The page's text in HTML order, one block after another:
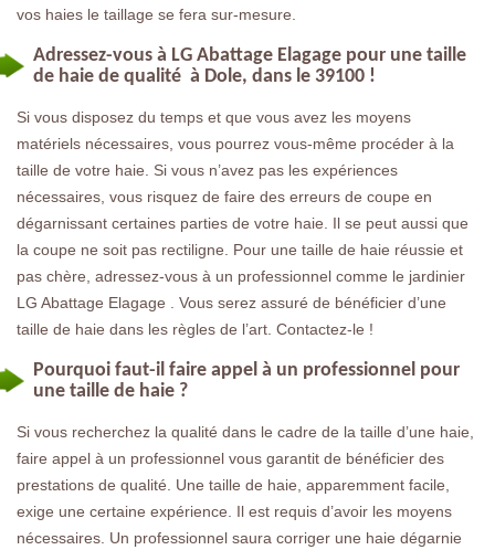
vos haies le taillage se fera sur-mesure.
Adressez-vous à LG Abattage Elagage pour une taille
de haie de qualité à Dole, dans le 39100 !
Si vous disposez du temps et que vous avez les moyens
matériels nécessaires, vous pourrez vous-même procéder à la
taille de votre haie. Si vous n’avez pas les expériences
nécessaires, vous risquez de faire des erreurs de coupe en
dégarnissant certaines parties de votre haie. Il se peut aussi que
la coupe ne soit pas rectiligne. Pour une taille de haie réussie et
pas chère, adressez-vous à un professionnel comme le jardinier
LG Abattage Elagage . Vous serez assuré de bénéficier d’une
taille de haie dans les règles de l’art. Contactez-le !
Pourquoi faut-il faire appel à un professionnel pour
une taille de haie ?
Si vous recherchez la qualité dans le cadre de la taille d’une haie,
faire appel à un professionnel vous garantit de bénéficier des
prestations de qualité. Une taille de haie, apparemment facile,
exige une certaine expérience. Il est requis d’avoir les moyens
nécessaires. Un professionnel saura corriger une haie dégarnie